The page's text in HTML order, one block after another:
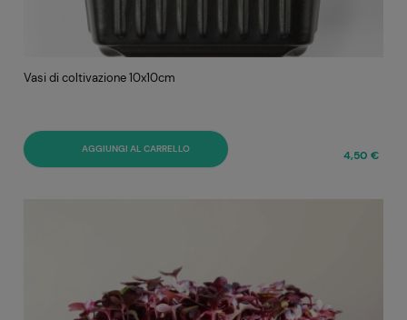
Vasi di coltivazione 10x10cm
4,50 €
AGGIUNGI AL CARRELLO